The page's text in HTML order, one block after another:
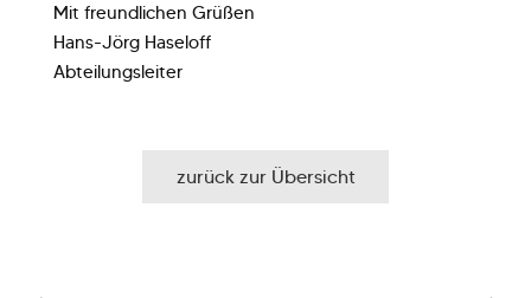
Mit freundlichen Grüßen
Hans-Jörg Haseloff
Abteilungsleiter
zurück zur Übersicht